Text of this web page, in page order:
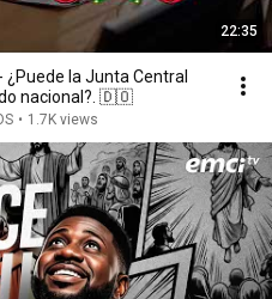
22:35
¿Puede la Junta Central
nacional?. 🇩🇴
• 1.7K views